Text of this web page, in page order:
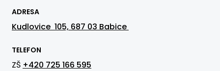
ADRESA
Kudlovice 105, 687 03 Babice
TELEFON
ZŠ +420 725 166 595